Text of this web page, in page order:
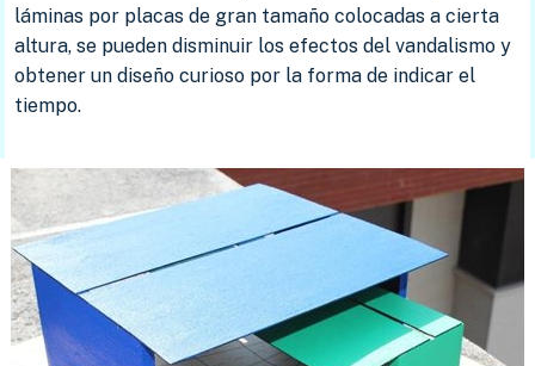
láminas por placas de gran tamaño colocadas a cierta
altura, se pueden disminuir los efectos del vandalismo y
obtener un diseño curioso por la forma de indicar el
tiempo.